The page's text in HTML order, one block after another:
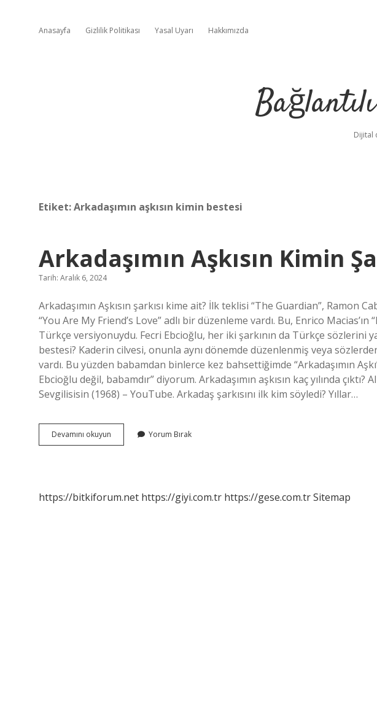
Anasayfa Gizlilik Politikası Yasal Uyarı Hakkımızda
Dijital
Etiket:Arkadaşımın aşkısın kimin bestesi
Arkadaşımın Aşkısın Kimin
Tarih: Aralık 6, 2024
Arkadaşımın Aşkısın şarkısı kime ait? İlk teklisi “The Guardian”, Ramon
“You Are My Friend’s Love” adlı bir düzenleme vardı. Bu, Enrico
Türkçe versiyonuydu. Fecri Ebcioğlu, her iki şarkının da Türkçe sözlerini
bestesi? Kaderin cilvesi, onunla aynı dönemde düzenlenmiş veya
vardı. Bu yüzden babamdan binlerce kez bahsettiğimde “Arkadaşımın
Ebcioğlu değil, babamdır” diyorum. Arkadaşımın aşkısın kaç yılında çıktı?
Sevgilisisin (1968) – YouTube. Arkadaş şarkısını ilk kim söyledi? Yıllar…
Devamını okuyun Arkadaşımın
Aşkısın
Yorum Bırak
https://bitkiforum.net https://giyi.com.tr https://gese.com.trSitemap